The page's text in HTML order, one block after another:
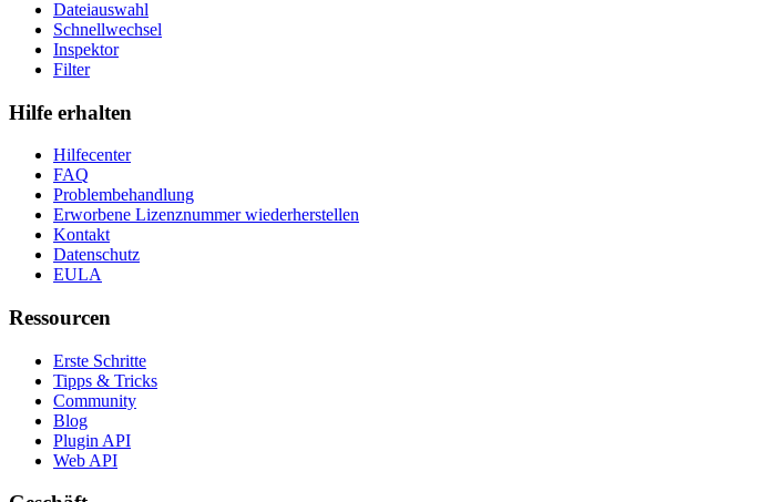
Dateiauswahl
Schnellwechsel
Inspektor
Filter
Hilfe erhalten
Hilfecenter
FAQ
Problembehandlung
Erworbene Lizenznummer wiederherstellen
Kontakt
Datenschutz
EULA
Ressourcen
Erste Schritte
Tipps & Tricks
Community
Blog
Plugin API
Web API